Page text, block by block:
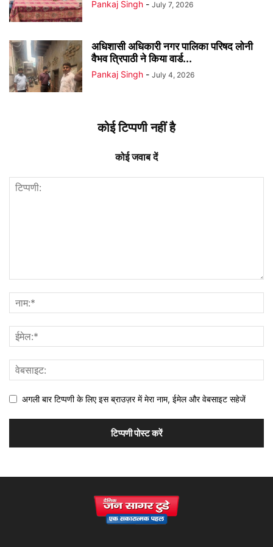
Pankaj Singh - July 7, 2026
अधिशासी अधिकारी नगर पालिका परिषद लोनी
वैभव त्रिपाठी ने किया वार्ड...
Pankaj Singh - July 4, 2026
कोई टिप्पणी नहीं है
कोई जवाब दें
अगली बार टिप्पणी के लिए इस ब्राउज़र में मेरा नाम, ईमेल और वेबसाइट सहेजें